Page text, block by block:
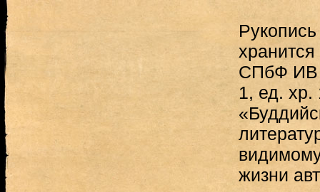
СПбФ ИВ
1, ед. хр.
жизни